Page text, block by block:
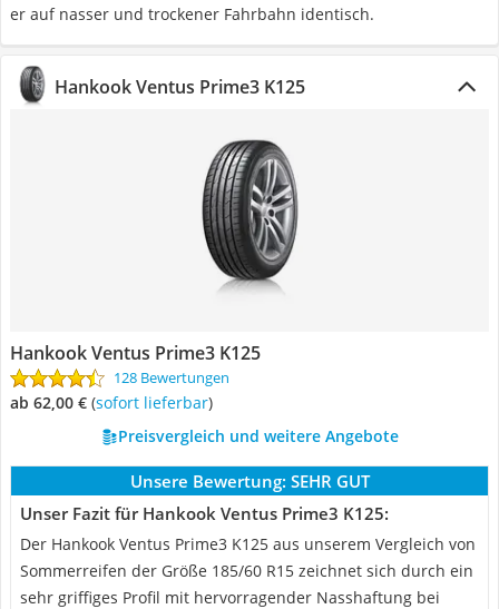
er auf nasser und trockener Fahrbahn identisch.
Hankook Ventus Prime3 K125
Hankook Ventus Prime3 K125
128 Bewertungen
ab 62,00 € ( Sofort lieferbar)
Preisvergleich und weitere Angebote
Unsere Bewertung: SEHR GUT
Unser Fazit für Hankook Ventus Prime3 K125:
Der Hankook Ventus Prime3 K125 aus unserem Vergleich von
Sommerreifen der Größe 185/60 R15 zeichnet sich durch ein
sehr griffiges Profil mit hervorragender Nasshaftung bei